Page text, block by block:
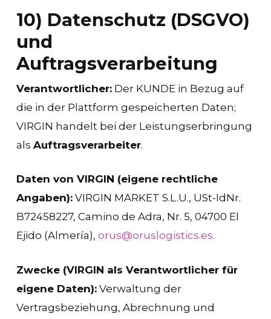
10) Datenschutz (DSGVO)
und
Auftragsverarbeitung
Verantwortlicher:Der KUNDE in Bezug auf
die in der Plattform gespeicherten Daten;
VIRGIN handelt bei der Leistungserbringung
als Auftragsverarbeiter.
Daten von VIRGIN (eigene rechtliche
Angaben):VIRGIN MARKET S.L.U., USt-IdNr.
B72458227, Camino de Adra, Nr. 5, 04700 El
Ejido (Almería), orus@oruslogistics.es.
Zwecke (VIRGIN als Verantwortlicher für
eigene Daten):Verwaltung der
Vertragsbeziehung, Abrechnung und